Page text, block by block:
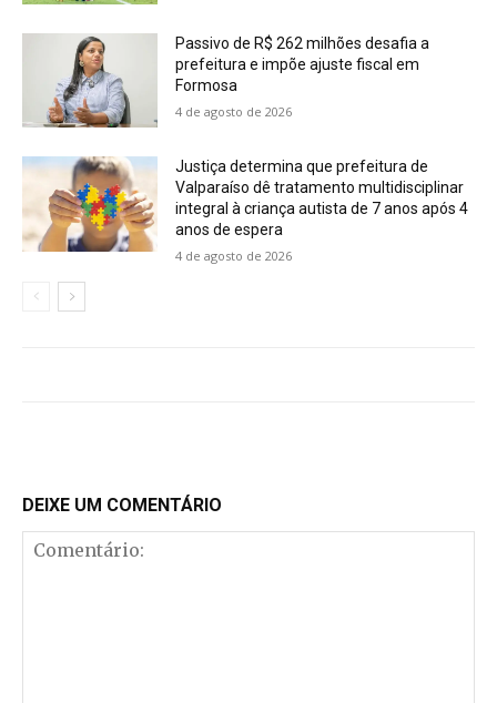
Passivo de R$ 262 milhões desafia a
prefeitura e impõe ajuste fiscal em
Formosa
4 de agosto de 2026
Justiça determina que prefeitura de
Valparaíso dê tratamento multidisciplinar
integral à criança autista de 7 anos após 4
anos de espera
4 de agosto de 2026
DEIXE UM COMENTÁRIO